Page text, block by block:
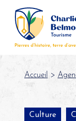
Accueil >
Culture
Panneau de